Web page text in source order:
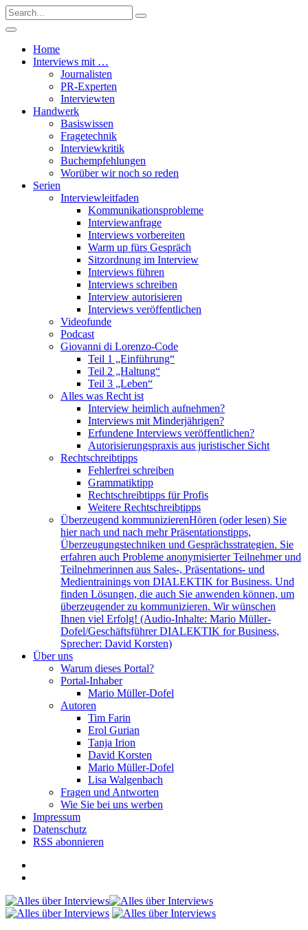
Home
Interviews mit …
Journalisten
PR-Experten
Interviewten
Handwerk
Basiswissen
Fragetechnik
Interviewkritik
Buchempfehlungen
Worüber wir noch so reden
Serien
Interviewleitfaden
Kommunikationsprobleme
Interviewanfrage
Interviews vorbereiten
Warm up fürs Gespräch
Sitzordnung im Interview
Interviews führen
Interviews schreiben
Interview autorisieren
Interviews veröffentlichen
Videofunde
Podcast
Giovanni di Lorenzo-Code
Teil 1 „Einführung“
Teil 2 „Haltung“
Teil 3 „Leben“
Alles was Recht ist
Interview heimlich aufnehmen?
Interviews mit Minderjährigen?
Erfundene Interviews veröffentlichen?
Autorisierungspraxis aus juristischer Sicht
Rechtschreibtipps
Fehlerfrei schreiben
Grammatiktipp
Rechtschreibtipps für Profis
Weitere Rechtschreibtipps
Überzeugend kommunizierenHören (oder lesen) Sie
hier nach und nach mehr Präsentationstipps,
Überzeugungstechniken und Gesprächsstrategien. Sie
erfahren auch Probleme anonymisierter Teilnehmer und
Teilnehmerinnen aus Sales-, Präsentations- und
Medientrainings von DIALEKTIK for Business. Und
finden Lösungen, die auch Sie anwenden können, um
überzeugender zu kommunizieren. Wir wünschen
Ihnen viel Erfolg! (Audio-Inhalte: Mario Müller-
Dofel/Geschäftsführer DIALEKTIK for Business,
Sprecher: David Korsten)
Über uns
Warum dieses Portal?
Portal-Inhaber
Mario Müller-Dofel
Autoren
Tim Farin
Erol Gurian
Tanja Irion
David Korsten
Mario Müller-Dofel
Lisa Walgenbach
Fragen und Antworten
Wie Sie bei uns werben
Impressum
Datenschutz
RSS abonnieren